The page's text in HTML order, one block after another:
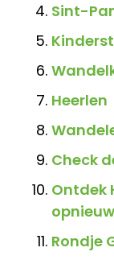
Sint-
Heerlen
Check
Ontdek
opnieuw
Rondje